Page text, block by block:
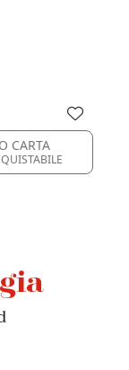
CARTA
ACQUISTABILE